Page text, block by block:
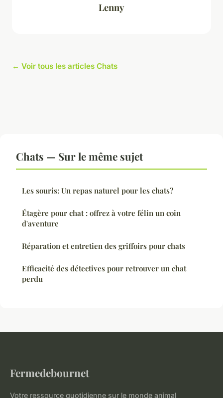
Lenny
← Voir tous les articles Chats
Chats — Sur le même sujet
Les souris: Un repas naturel pour les chats?
Étagère pour chat : offrez à votre félin un coin
d'aventure
Réparation et entretien des griffoirs pour chats
Efficacité des détectives pour retrouver un chat
perdu
Fermedebournet
Votre ressource quotidienne sur le monde animal